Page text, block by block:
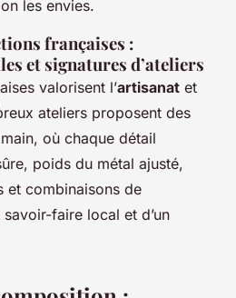
les envies.
françaises :
et signatures d’ateliers
valorisent l’artisanat et
ateliers proposent des
où chaque détail
poids du métal ajusté,
et combinaisons de
faire local et d’un